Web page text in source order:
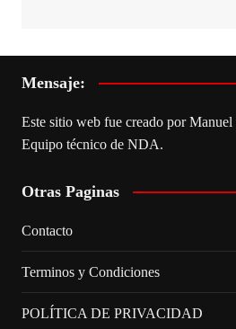
Mensaje:
Este sitio web fue creado por
Equipo técnico de NDA.
Otras Paginas
Contacto
Terminos y Condiciones
POLÍTICA DE PRIVACIDAD